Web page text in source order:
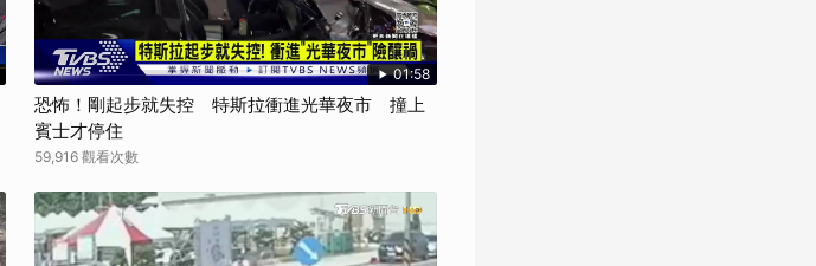
01:58
恐怖！剛起步就失控 特斯拉衝進光華夜市 撞上
賓士才停住
59,916 觀看次數